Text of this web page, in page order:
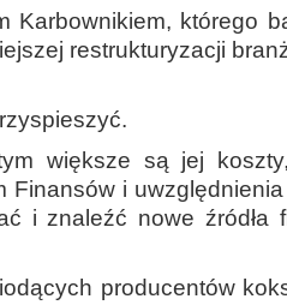
Karbownikiem, którego
restrukturyzacji
większe są jej
i
i znaleźć nowe źródła
producentów